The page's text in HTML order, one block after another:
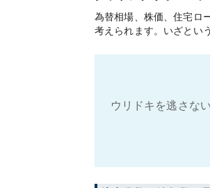
為替相場、株価、住宅ロ
考えられます。いざとい
ウリドキを逃さな